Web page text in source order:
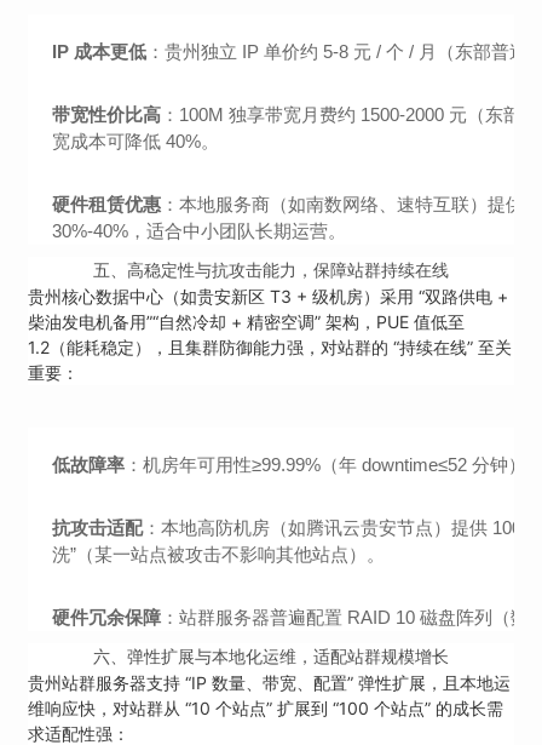
IP 成本更低 ：贵州独立 IP 单价约 5-8 元 / 个 / 月（东部普
带宽性价比高 ：100M 独享带宽月费约 1500-2000 元（东部
宽成本可降低 40%。
硬件租赁优惠 ：本地服务商（如南数网络、速特互联）提供
30%-40%，适合中小团队长期运营。
五、 高稳定性与抗攻击能力，保障站群持续在线
贵州核心数据中心（如贵安新区 T3 + 级机房）采用 “双路供电 +
柴油发电机备用”“自然冷却 + 精密空调” 架构，PUE 值低至
1.2（能耗稳定），且集群防御能力强，对站群的 “持续在线” 至关
重要：
低故障率 ：机房年可用性≥99.99%（年 downtime≤52 分钟
抗攻击适配：本地高防机房（如腾讯云贵安节点）提供 100-
洗”（某一站点被攻击不影响其他站点）。
硬件冗余保障 ：站群服务器普遍配置 RAID 10 磁盘阵列（
六、 弹性扩展与本地化运维，适配站群规模增长
贵州站群服务器支持 “IP 数量、带宽、配置” 弹性扩展，且本地运
维响应快，对站群从 “10 个站点” 扩展到 “100 个站点” 的成长需
求适配性强：